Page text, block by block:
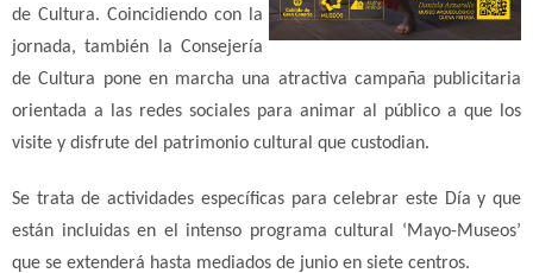
de Cultura. Coincidiendo con la
jornada, también la Consejería
de Cultura pone en marcha una atractiva campaña publicitaria
orientada a las redes sociales para animar al público a que los
visite y disfrute del patrimonio cultural que custodian.
Se trata de actividades específicas para celebrar este Día y que
están incluidas en el intenso programa cultural ‘Mayo-Museos’
que se extenderá hasta mediados de junio en siete centros.